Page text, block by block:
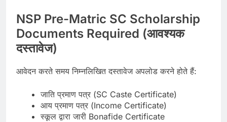
NSP Pre-Matric SC Scholarship
Documents Required (आवश्यक
दस्तावेज)
आवेदन करते समय निम्नलिखित दस्तावेज अपलोड करने होते हैं:
जाति प्रमाण पत्र (SC Caste Certificate)
आय प्रमाण पत्र (Income Certificate)
स्कूल द्वारा जारी Bonafide Certificate